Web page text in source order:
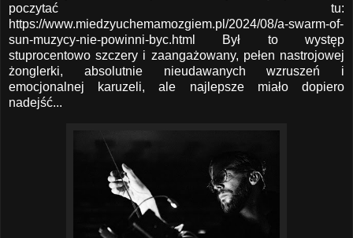
poczytać tu:
https://www.miedzyuchemamozgiem.pl/2024/08/a-swarm-of-
sun-muzycy-nie-powinni-byc.html
Był to występ
stuprocentowo szczery i zaangażowany, pełen nastrojowej
żonglerki, absolutnie nieudawanych wzruszeń i
emocjonalnej karuzeli, ale najlepsze miało dopiero
nadejść...